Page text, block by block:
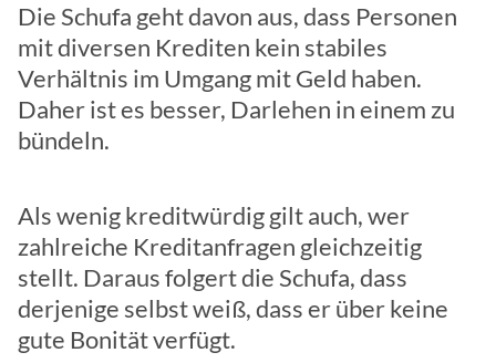
Die Schufa geht davon aus, dass Personen
mit diversen Krediten kein stabiles
Verhältnis im Umgang mit Geld haben.
Daher ist es besser, Darlehen in einem zu
bündeln.
Als wenig kreditwürdig gilt auch, wer
zahlreiche Kreditanfragen gleichzeitig
stellt. Daraus folgert die Schufa, dass
derjenige selbst weiß, dass er über keine
gute Bonität verfügt.